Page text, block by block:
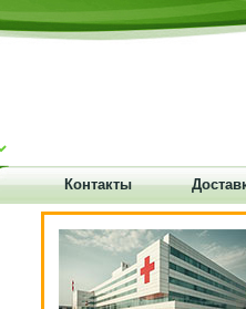
Контакты